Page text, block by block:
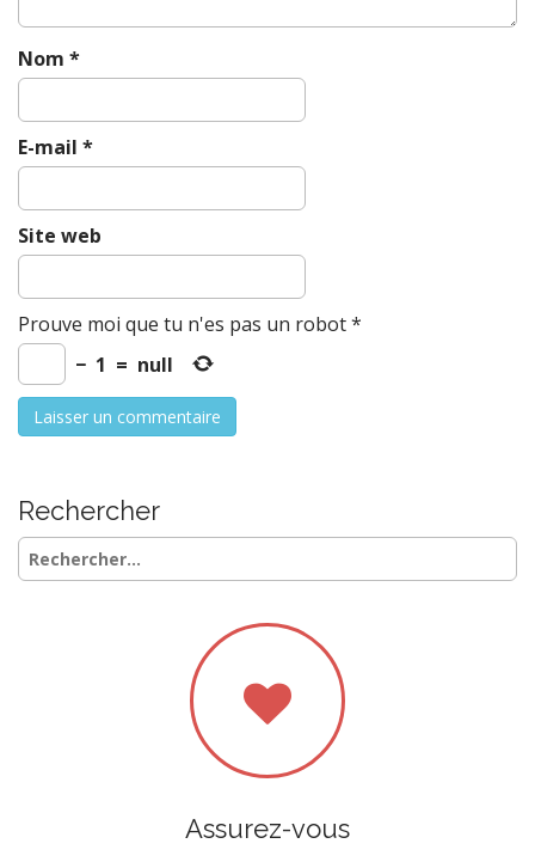
Nom *
E-mail *
Site web
Prouve moi que tu n'es pas un robot*
− 1 = null
Rechercher
Rechercher :
Assurez-vous